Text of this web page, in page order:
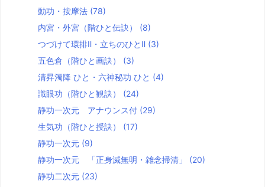
動功・按摩法 (78)
内宮・外宮（階ひと伝訣） (8)
つづけて環排Ⅱ・立ちのひとⅡ (3)
五色倉（階ひと画訣） (3)
清昇濁降 ひと・六神秘功 ひと (4)
識眼功（階ひと観訣） (24)
静功一次元 アナウンス付 (29)
生気功（階ひと授訣） (17)
静功一次元 (9)
静功一次元 「正身滅無明・雑念掃清」 (20)
静功二次元 (23)